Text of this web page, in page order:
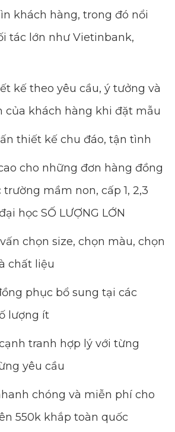
khách hàng, trong đó nổi
tác lớn như Vietinbank,
kế theo yêu cầu, ý tưởng và
của khách hàng khi đặt mẫu
thiết kế chu đáo, tận tình
cho những đơn hàng đồng
mầm non, cấp 1, 2,3
học SỐ LƯỢNG LỚN
chọn size, chọn màu, chọn
chất liệu
phục bổ sung tại các
lượng ít
tranh hợp lý với từng
yêu cầu
chóng và miễn phí cho
550k khắp toàn quốc